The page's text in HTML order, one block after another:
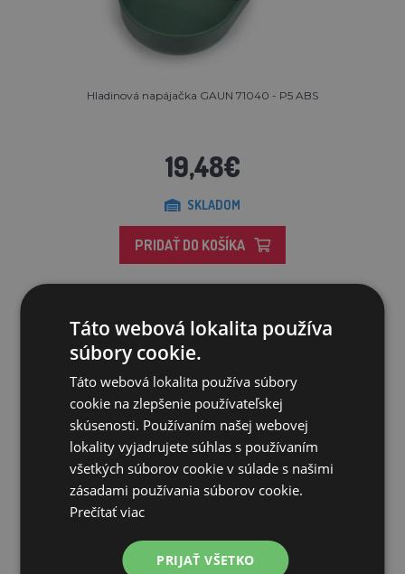
Hladinová napájačka GAUN 71040 - P5 ABS
19,48€
SKLADOM
PRIDAŤ DO KOŠÍKA
Hladinová napájačka pre psy, ovce, kozy GAUN 71001 - 1,25 l ...
Táto webová lokalita používa
súbory cookie.
Táto webová lokalita používa súbory
cookie na zlepšenie používateľskej
skúsenosti. Používaním našej webovej
lokality vyjadrujete súhlas s používaním
všetkých súborov cookie v súlade s našimi
zásadami používania súborov cookie.
Prečítať viac
PRIJAŤ VŠETKO